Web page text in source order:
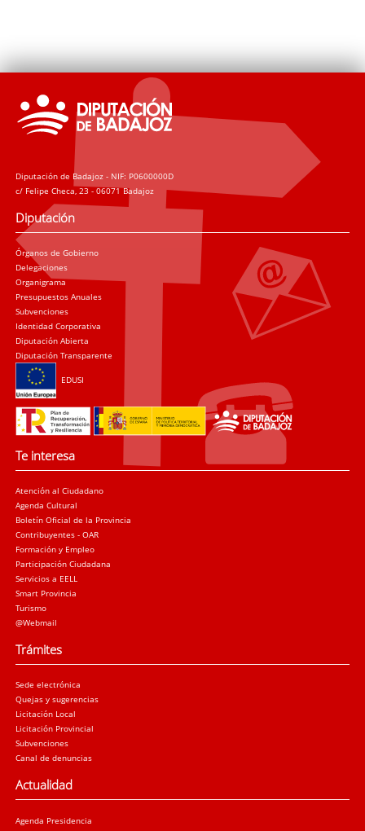
Diputación de Badajoz - NIF: P0600000D
c/ Felipe Checa, 23 - 06071 Badajoz
Diputación
Órganos de Gobierno
Delegaciones
Organigrama
Presupuestos Anuales
Subvenciones
Identidad Corporativa
Diputación Abierta
Diputación Transparente
EDUSI
Te interesa
Atención al Ciudadano
Agenda Cultural
Boletín Oficial de la Provincia
Contribuyentes - OAR
Formación y Empleo
Participación Ciudadana
Servicios a EELL
Smart Provincia
Turismo
@Webmail
Trámites
Sede electrónica
Quejas y sugerencias
Licitación Local
Licitación Provincial
Subvenciones
Canal de denuncias
Actualidad
Agenda Presidencia